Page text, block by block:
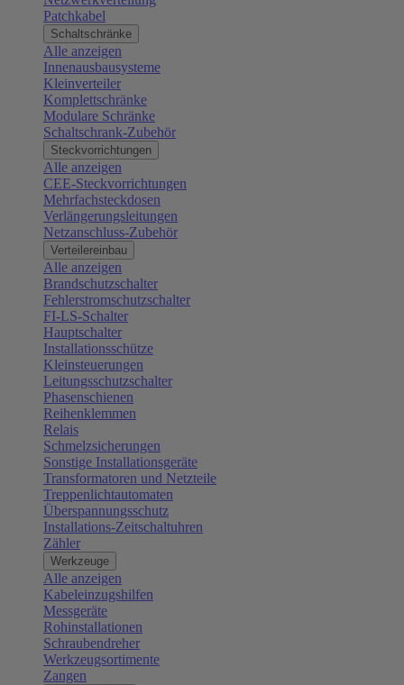
Patchkabel
Schaltschränke
Alle anzeigen
Innenausbausysteme
Kleinverteiler
Komplettschränke
Modulare Schränke
Schaltschrank-Zubehör
Steckvorrichtungen
Alle anzeigen
CEE-Steckvorrichtungen
Mehrfachsteckdosen
Verlängerungsleitungen
Netzanschluss-Zubehör
Verteilereinbau
Alle anzeigen
Brandschutzschalter
Fehlerstromschutzschalter
FI-LS-Schalter
Hauptschalter
Installationsschütze
Kleinsteuerungen
Leitungsschutzschalter
Phasenschienen
Reihenklemmen
Relais
Schmelzsicherungen
Sonstige Installationsgeräte
Transformatoren und Netzteile
Treppenlichtautomaten
Überspannungsschutz
Installations-Zeitschaltuhren
Zähler
Werkzeuge
Alle anzeigen
Kabeleinzugshilfen
Messgeräte
Rohinstallationen
Schraubendreher
Werkzeugsortimente
Zangen